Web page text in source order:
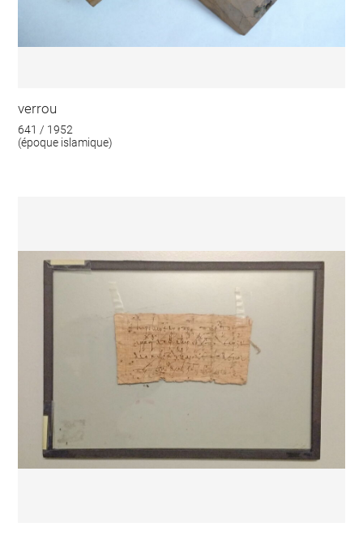
verrou
641 / 1952
(époque islamique)